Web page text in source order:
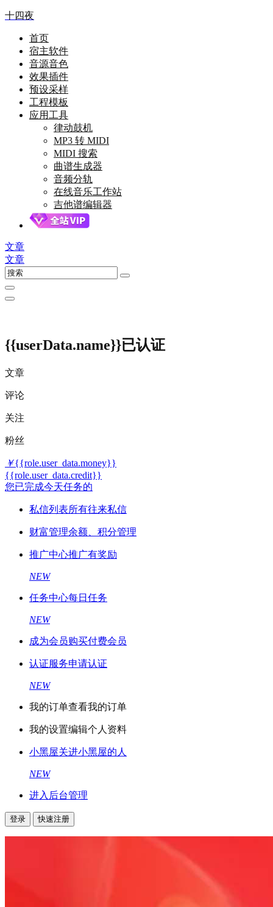
十四夜
首页
宿主软件
音源音色
效果插件
预设采样
工程模板
应用工具
律动鼓机
MP3 转 MIDI
MIDI 搜索
曲谱生成器
音频分轨
在线音乐工作站
吉他谱编辑器
文章
文章
{{userData.name}}已认证
文章
评论
关注
粉丝
￥{{role.user_data.money}}
{{role.user_data.credit}}
您已完成今天任务的
私信列表所有往来私信
财富管理余额、积分管理
推广中心推广有奖励
NEW
任务中心每日任务
NEW
成为会员购买付费会员
认证服务申请认证
NEW
我的订单查看我的订单
我的设置编辑个人资料
小黑屋关进小黑屋的人
NEW
进入后台管理
登录 快速注册